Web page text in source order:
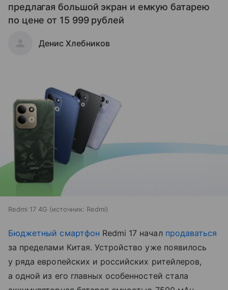
предлагая большой экран и емкую батарею
по цене от 15 999 рублей
Денис Хлебников
Redmi 17 4G источник: Redmi
Бюджетный смартфон Redmi 17 начал продаваться
за пределами Китая. Устройство уже появилось
у ряда европейских и российских ритейлеров,
а одной из его главных особенностей стала